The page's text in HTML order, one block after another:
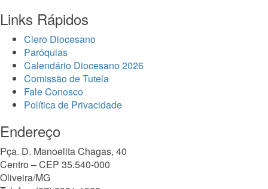
Links Rápidos
Clero Diocesano
Paróquias
Calendário Diocesano 2026
Comissão de Tutela
Fale Conosco
Política de Privacidade
Endereço
Pça. D. Manoelita Chagas, 40
Centro – CEP 35.540-000
Oliveira/MG